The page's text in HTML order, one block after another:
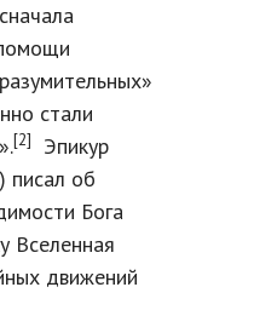
стали
[2]
Эпикур
писал об
Бога
Вселенная
движений